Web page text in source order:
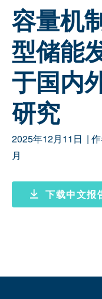
容量机
型储能
于国内
研究
2025年12月11日 | 作
月
下载中文报